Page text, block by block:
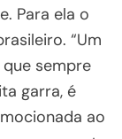
Para ela o
“Um
sempre
garra, é
ao